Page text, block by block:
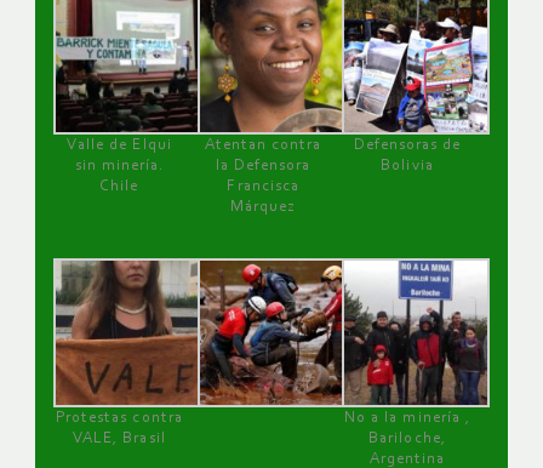
Valle de Elqui
sin minería.
Chile
Atentan contra
la Defensora
Francisca
Márquez
Defensoras de
Bolivia
Protestas contra
VALE, Brasil
No a la minería ,
Bariloche,
Argentina